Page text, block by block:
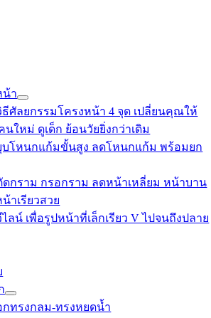
น้า
วิธีศัลยกรรมโครงหน้า 4 จุด เปลี่ยนคุณให้
นใหม่ ดูเด็ก ย้อนวัยยิ่งกว่าเดิม
ยุบโหนกแก้มขั้นสูง ลดโหนกแก้ม พร้อมยก
ตัดกราม กรอกราม ลดหน้าเหลี่ยม หน้าบาน
าเรียวสวย
ไลน์ เพื่อรูปหน้าที่เล็กเรียว V ไปจนถึงปลาย
กทรงกลม-ทรงหยดน้ำ